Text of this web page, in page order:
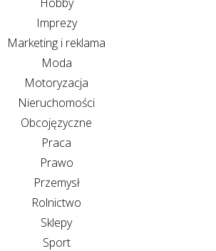
Imprezy
Marketing i reklama
Moda
Motoryzacja
Nieruchomości
Obcojęzyczne
Praca
Prawo
Przemysł
Rolnictwo
Sklepy
Sport